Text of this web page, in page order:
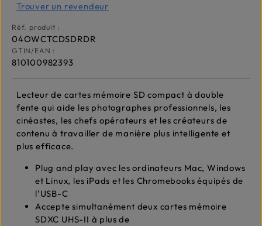
Trouver un revendeur
Réf. produit :
04OWCTCDSDRDR
GTIN/EAN :
810100982393
Lecteur de cartes mémoire SD compact à double
fente qui aide les photographes professionnels, les
cinéastes, les chefs opérateurs et les créateurs de
contenu à travailler de manière plus intelligente et
plus efficace.
Plug and play avec les ordinateurs Mac, Windows
et Linux, les iPads et les Chromebooks équipés de
l'USB-C
Accepte simultanément deux cartes mémoire
SDXC UHS-II à plus de